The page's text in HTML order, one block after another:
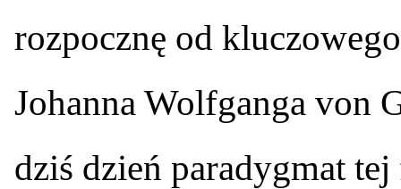
rozpocznę od
Johanna Wolfganga von
dziś dzień paradygmat